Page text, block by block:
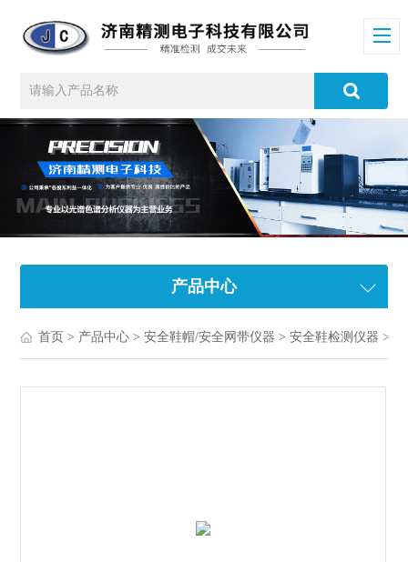
产品中心
首页 > 产品中心 >安全鞋帽/安全网带仪器 >安全鞋检测仪器 > 安全鞋抗冲击试验机厂家